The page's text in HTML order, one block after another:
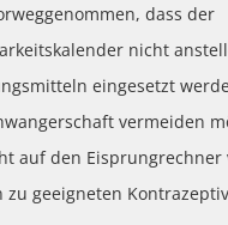
dass der
nicht
eingesetzt
vermeiden
auf den Eisprungrechner
zu geeigneten